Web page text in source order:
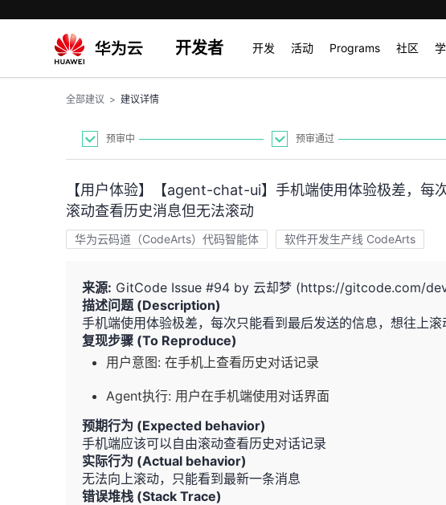
开发者 开发 活动 Programs 社区
全部建议 > 建议详情
预审中 预审通过
【用户体验】【agent-chat-ui】手机端使用体验极差，每
滚动查看历史消息但无法滚动
华为云码道（CodeArts）代码智能体 软件开发生产线 CodeArts
来源: GitCode Issue #94 by 云却梦 (https://gitcode.com/
描述问题 (Description)
手机端使用体验极差，每次只能看到最后发送的信息，想往上
复现步骤 (To Reproduce)
用户意图: 在手机上查看历史对话记录
Agent执行: 用户在手机端使用对话界面
预期行为 (Expected behavior)
手机端应该可以自由滚动查看历史对话记录
实际行为 (Actual behavior)
无法向上滚动，只能看到最新一条消息
错误堆栈 (Stack Trace)